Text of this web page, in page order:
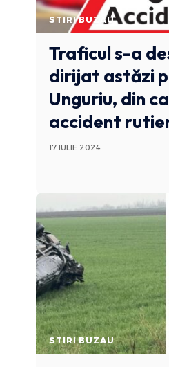
STIRI BUZAU
Traficul s-a
dirijat astăzi
Unguriu, din
accident
17 IULIE 2024
STIRI BUZAU